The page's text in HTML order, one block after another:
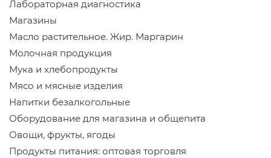
Лабораторная диагностика
Магазины
Масло растительное. Жир. Маргарин
Молочная продукция
Мука и хлебопродукты
Мясо и мясные изделия
Напитки безалкогольные
Оборудование для магазина и общепита
Овощи, фрукты, ягоды
Продукты питания: оптовая торговля